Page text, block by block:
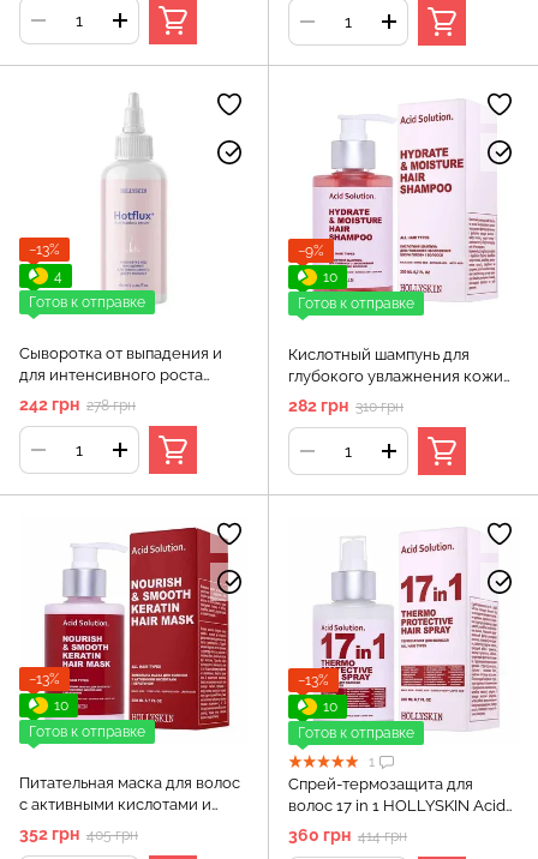
−13%
4
Готов к отправке
Сыворотка от выпадения и
для интенсивного роста
волос HOLLYSKIN Hotflux, 60
мл
242 грн 278 грн
−9%
10
Готов к отправке
Кислотный шампунь для
глубокого увлажнения кожи
головы и волос HOLLYSKIN
Acid Solution
282 грн 310 грн
−13%
10
Готов к отправке
Питательная маска для волос
с активными кислотами и
кератином HOLLYSKIN Acid
Solution
352 грн 405 грн
−13%
10
Готов к отправке
1
Спрей-термозащита для
волос 17 in 1 HOLLYSKIN Acid
Solution
360 грн 414 грн